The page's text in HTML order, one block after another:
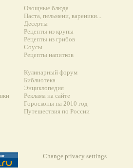
Овощные блюда
Паста, пельмени, вареники...
Десерты
Рецепты из крупы
Рецепты из грибов
Соусы
Рецепты напитков
Кулинарный форум
Библиотека
Энциклопедия
Реклама на сайте
Гороскопы на 2010 год
Путешествия по России
Change privacy settings